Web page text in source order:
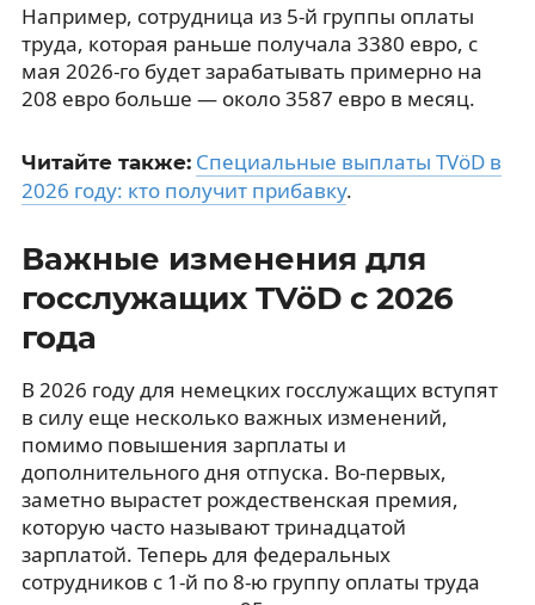
Например, сотрудница из 5-й группы оплаты
труда, которая раньше получала 3380 евро, с
мая 2026-го будет зарабатывать примерно на
208 евро больше — около 3587 евро в месяц.
Читайте также: Специальные выплаты TVöD в
2026 году: кто получит прибавку.
Важные изменения для
госслужащих TVöD с 2026
года
В 2026 году для немецких госслужащих вступят
в силу еще несколько важных изменений,
помимо повышения зарплаты и
дополнительного дня отпуска. Во-первых,
заметно вырастет рождественская премия,
которую часто называют тринадцатой
зарплатой. Теперь для федеральных
сотрудников с 1-й по 8-ю группу оплаты труда